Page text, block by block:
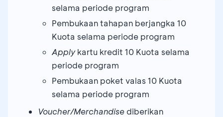
selama periode program
Pembukaan tahapan berjangka 10
Kuota selama periode program
Applykartu kredit 10 Kuota selama
periode program
Pembukaan poket valas 10 Kuota
selama periode program
Voucher/Merchandise diberikan